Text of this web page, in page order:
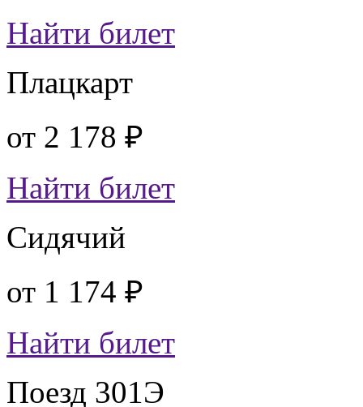
Найти билет
Плацкарт
от 2 178 ₽
Найти билет
Сидячий
от 1 174 ₽
Найти билет
Поезд 301Э